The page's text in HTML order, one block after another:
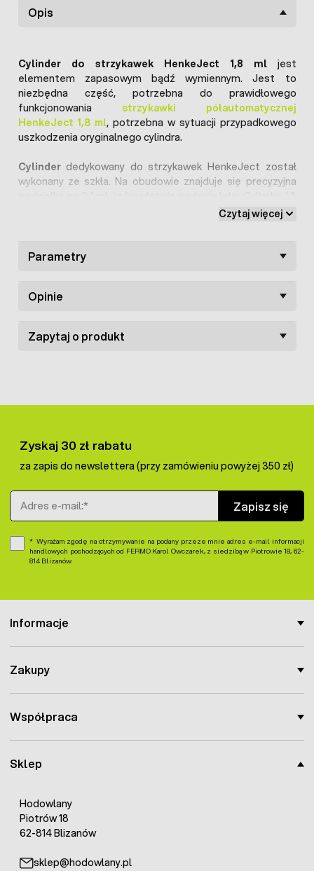
Opis
Cylinder do strzykawek HenkeJect 1,8 mljest
elementem zapasowym bądź wymiennym. Jest to
niezbędna część, potrzebna do prawidłowego
funkcjonowania strzykawki półautomatycznej
HenkeJect 1,8 ml, potrzebna w sytuacji przypadkowego
uszkodzenia oryginalnego cylindra.
Cylinderdedykowany do strzykawek HenkeJect został
wykonany ze szkła. Na obudowie znajduje się precyzyjna
ml występowały w starszych modelach strzykawek
automatycznych i półautomatycznych
Czytaj więcej
Parametry
Opinie
Zapytaj o produkt
Sklep
Hodowlany
Piotrów 18
62-814 Blizanów
sklep@hodowlany.pl
Informacje
Zakupy
Współpraca
Zyskaj 30 zł rabatu
za zapis do newslettera (przy zamówieniu powyżej 350 zł)
Adres e-mail
Zapisz się
Wyrażam zgodę na otrzymywanie na podany przeze mnie adres e-mail informacji
handlowych pochodzących od FERMO Karol Owczarek, z siedzibą w Piotrowie 18, 62-
814 Blizanów.